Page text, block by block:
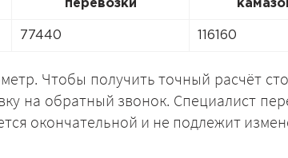
перевозки
77440 116160
Чтобы получить точный расчёт
на обратный звонок. Специалист
окончательной и не подлежит